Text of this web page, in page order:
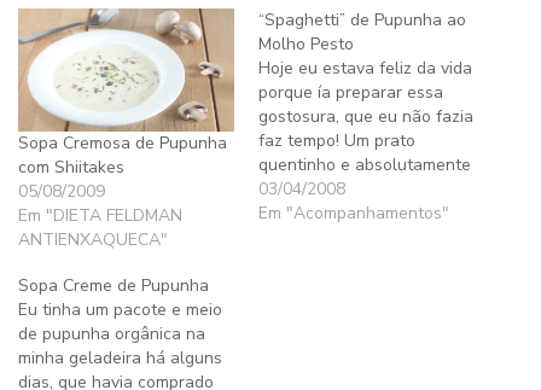
Sopa Cremosa de Pupunha
com Shiitakes
05/08/2009
Em "DIETA FELDMAN
ANTIENXAQUECA"
“Spaghetti” de Pupunha ao
Molho Pesto
Hoje eu estava feliz da vida
porque ía preparar essa
gostosura, que eu não fazia
faz tempo! Um prato
quentinho e absolutamente
saboroso e perfumado,
ideal para o friozinho e
03/04/2008
Em "Acompanhamentos"
Sopa Creme de Pupunha
Eu tinha um pacote e meio
de pupunha orgânica na
minha geladeira há alguns
dias, que havia comprado